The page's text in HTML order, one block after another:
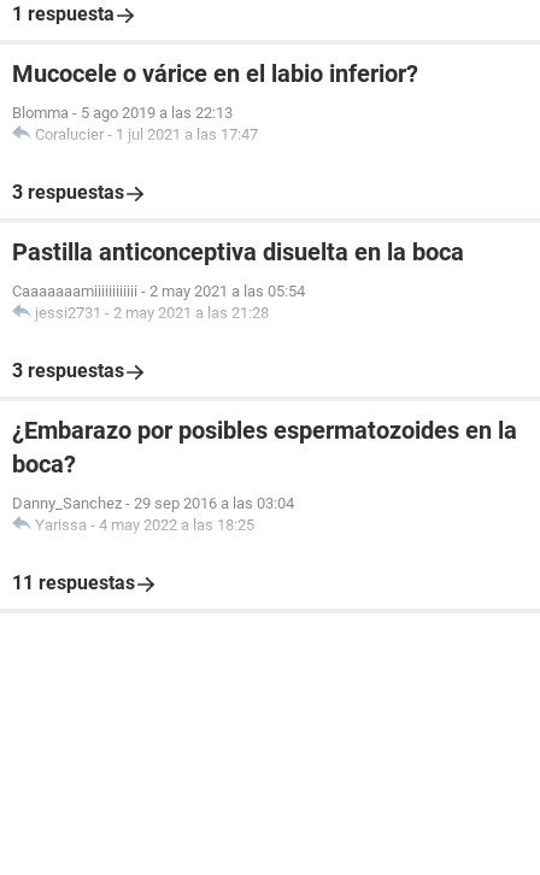
1 respuesta
Mucocele o várice en el labio inferior?
Blomma - 5 ago 2019 a las 22:13
Coralucier - 1 jul 2021 a las 17:47
3 respuestas
Pastilla anticonceptiva disuelta en la boca
Caaaaaaamiiiiiiiiiiii - 2 may 2021 a las 05:54
jessi2731 - 2 may 2021 a las 21:28
3 respuestas
¿Embarazo por posibles espermatozoides en la
boca?
Danny_Sanchez - 29 sep 2016 a las 03:04
Yarissa - 4 may 2022 a las 18:25
11 respuestas